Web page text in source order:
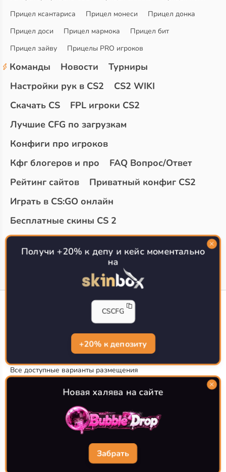
Прицел ксантариса
Прицел монеси
Прицел донка
Прицел доси
Прицел мармока
Прицел бит
Прицел зайву
Прицелы PRO игроков
Команды Новости
Турниры
Настройки рук в CS2
CS2 WIKI
Скачать CS
FPL игроки CS2
Лучшие CFG по загрузкам
Конфиги про игроков
Кфг блогеров и про
FAQ Вопрос/Ответ
Рейтинг сайтов
Приватный конфиг CS2
Играть в CS:GO онлайн
Бесплатные скины CS 2
Топ сайтов с халявой КС 2
О проекте
CS-CONFIG.com © 2020-2026 г.
Политика конфиденциальности
РЕКЛАМА НА САЙТЕ
Все доступные варианты размещения
Согласие на обработку данных
О CS-CONFIG.COM
CFG pro CS 2 - именно это мы и размещаем на нашем
проекте, иными словами мы предоставляем пользователям
конфиги про игроков кс2. Также вы сможете
самостоятельно поделиться своими настройками с другими
WebZapusk.ru
Получи +20% к депу и кейс моментально
на
CSCFG
+20% к депозиту
Новая халява на сайте
Забрать